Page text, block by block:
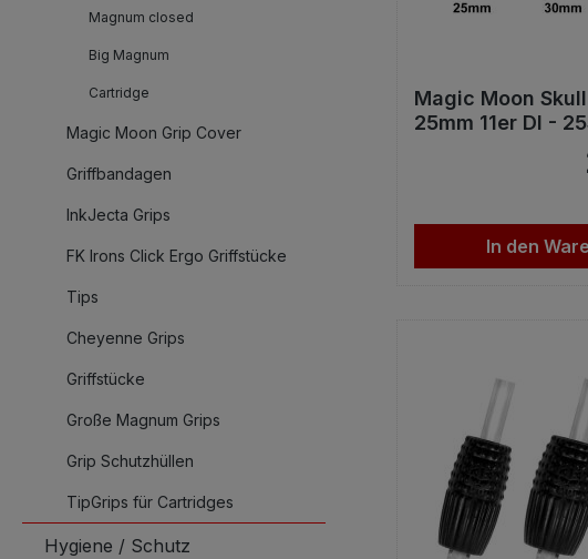
Magnum closed
Big Magnum
Cartridge
Magic Moon Grip Cover
Griffbandagen
InkJecta Grips
FK Irons Click Ergo Griffstücke
Tips
Cheyenne Grips
Griffstücke
Große Magnum Grips
Grip Schutzhüllen
TipGrips für Cartridges
Hygiene / Schutz
Magic Moon
25mm 11er DI -
In den